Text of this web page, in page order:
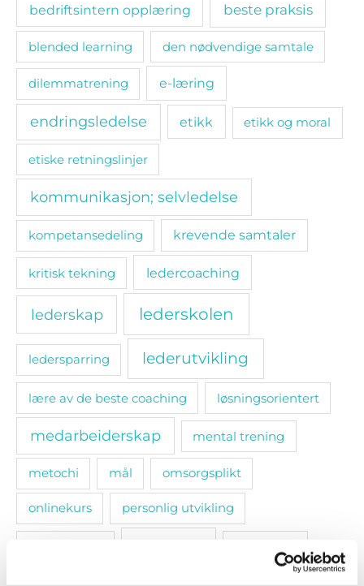
bedriftsintern opplæring beste praksis
blended learning den nødvendige samtale
dilemmatrening e-læring
endringsledelse etikk etikk og moral
etiske retningslinjer
kommunikasjon; selvledelse
kompetansedeling krevende samtaler
kritisk tekning ledercoaching
lederskap lederskolen
ledersparring lederutvikling
lære av de beste coaching løsningsorientert
medarbeiderskap mental trening
metochi mål omsorgsplikt
onlinekurs personlig utvikling